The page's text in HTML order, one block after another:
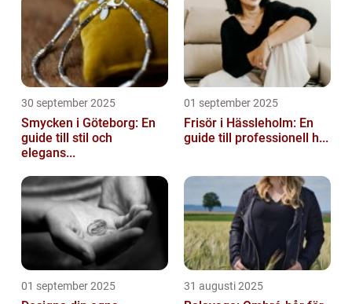
30 september 2025
Smycken i Göteborg: En
guide till stil och
elegans...
01 september 2025
Frisör i Hässleholm: En
guide till professionell h...
01 september 2025 31 augusti 2025